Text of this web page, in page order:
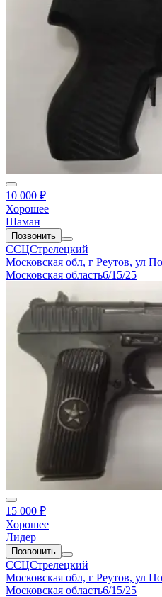
10 000 ₽
Хорошее
Шаман
Позвонить
ССЦСтрелецкий
Московская обл, г Реутов, ул
Московская область6/15/25
15 000 ₽
Хорошее
Лидер
Позвонить
ССЦСтрелецкий
Московская обл, г Реутов, ул
Московская область6/15/25